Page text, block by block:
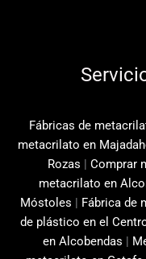
Fábricas de
metacrilato en
Rozas | Comprar
metacrilato en
Móstoles | Fábrica de
de plástico en el
en Alcobendas |